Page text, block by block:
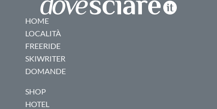
HOME
LOCALITÀ
FREERIDE
SKIWRITER
DOMANDE
SHOP
HOTEL